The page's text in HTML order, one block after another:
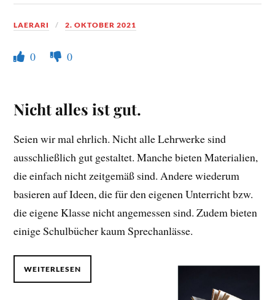
LAERARI 2. OKTOBER 2021
0 0
Nicht alles ist gut.
Seien wir mal ehrlich. Nicht alle Lehrwerke sind
ausschließlich gut gestaltet. Manche bieten Materialien,
die einfach nicht zeitgemäß sind. Andere wiederum
basieren auf Ideen, die für den eigenen Unterricht bzw.
die eigene Klasse nicht angemessen sind. Zudem bieten
einige Schulbücher kaum Sprechanlässe.
WEITERLESEN